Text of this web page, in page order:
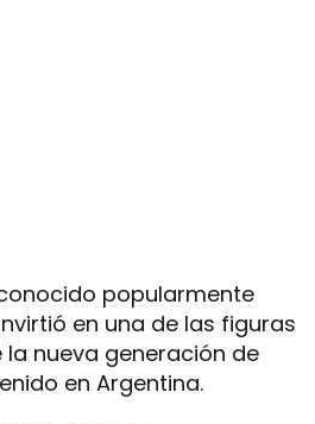
popularmente
en una de las figuras
nueva generación de
en Argentina.